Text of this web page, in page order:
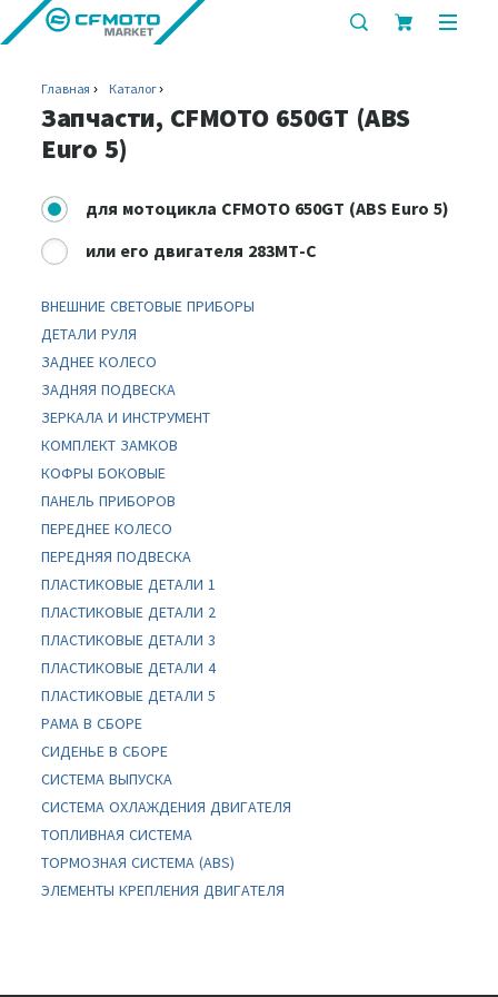
показать
поиска
Главная Каталог
Запчасти, CFMOTO 650GT (ABS
Euro 5)
для мотоцикла CFMOTO 650GT (ABS Euro 5)
или его двигателя 283MT-C
ВНЕШНИЕ СВЕТОВЫЕ ПРИБОРЫ
ДЕТАЛИ РУЛЯ
ЗАДНЕЕ КОЛЕСО
ЗАДНЯЯ ПОДВЕСКА
ЗЕРКАЛА И ИНСТРУМЕНТ
КОМПЛЕКТ ЗАМКОВ
КОФРЫ БОКОВЫЕ
ПАНЕЛЬ ПРИБОРОВ
ПЕРЕДНЕЕ КОЛЕСО
ПЕРЕДНЯЯ ПОДВЕСКА
ПЛАСТИКОВЫЕ ДЕТАЛИ 1
ПЛАСТИКОВЫЕ ДЕТАЛИ 2
ПЛАСТИКОВЫЕ ДЕТАЛИ 3
ПЛАСТИКОВЫЕ ДЕТАЛИ 4
ПЛАСТИКОВЫЕ ДЕТАЛИ 5
РАМА В СБОРЕ
СИДЕНЬЕ В СБОРЕ
СИСТЕМА ВЫПУСКА
СИСТЕМА ОХЛАЖДЕНИЯ ДВИГАТЕЛЯ
ТОПЛИВНАЯ СИСТЕМА
ТОРМОЗНАЯ СИСТЕМА (ABS)
ЭЛЕМЕНТЫ КРЕПЛЕНИЯ ДВИГАТЕЛЯ